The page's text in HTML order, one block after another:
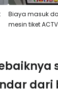
Biaya masuk
mesin tiket ACTV
dari